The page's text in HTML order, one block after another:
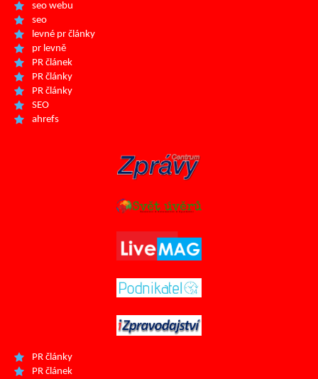
seo webu
seo
levné pr články
pr levně
PR článek
PR články
PR články
SEO
ahrefs
PR články
PR článek